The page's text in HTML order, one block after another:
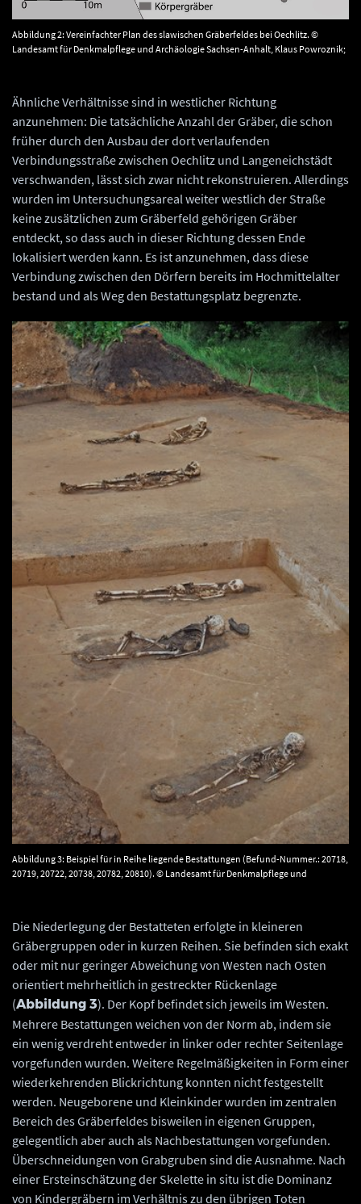
Abbildung 2: Vereinfachter Plan des slawischen Gräberfeldes bei Oechlitz. ©
Landesamt für Denkmalpflege und Archäologie Sachsen-Anhalt, Klaus Powroznik;
Ähnliche Verhältnisse sind in westlicher Richtung
anzunehmen: Die tatsächliche Anzahl der Gräber, die schon
früher durch den Ausbau der dort verlaufenden
Verbindungsstraße zwischen Oechlitz und Langeneichstädt
verschwanden, lässt sich zwar nicht rekonstruieren. Allerdings
wurden im Untersuchungsareal weiter westlich der Straße
keine zusätzlichen zum Gräberfeld gehörigen Gräber
entdeckt, so dass auch in dieser Richtung dessen Ende
lokalisiert werden kann. Es ist anzunehmen, dass diese
Verbindung zwischen den Dörfern bereits im Hochmittelalter
bestand und als Weg den Bestattungsplatz begrenzte.
Abbildung 3: Beispiel für in Reihe liegende Bestattungen (Befund-Nummer.: 20718,
20719, 20722, 20738, 20782, 20810). © Landesamt für Denkmalpflege und
Die Niederlegung der Bestatteten erfolgte in kleineren
Gräbergruppen oder in kurzen Reihen. Sie befinden sich exakt
oder mit nur geringer Abweichung von Westen nach Osten
orientiert mehrheitlich in gestreckter Rückenlage
(Abbildung 3). Der Kopf befindet sich jeweils im Westen.
Mehrere Bestattungen weichen von der Norm ab, indem sie
ein wenig verdreht entweder in linker oder rechter Seitenlage
vorgefunden wurden. Weitere Regelmäßigkeiten in Form einer
wiederkehrenden Blickrichtung konnten nicht festgestellt
werden. Neugeborene und Kleinkinder wurden im zentralen
Bereich des Gräberfeldes bisweilen in eigenen Gruppen,
gelegentlich aber auch als Nachbestattungen vorgefunden.
Überschneidungen von Grabgruben sind die Ausnahme. Nach
einer Ersteinschätzung der Skelette in situ ist die Dominanz
von Kindergräbern im Verhältnis zu den übrigen Toten